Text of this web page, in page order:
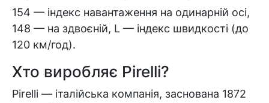
154 — індекс навантаження на одинарній осі,
148 — на здвоєній, L — індекс швидкості (до
120 км/год).
Хто виробляє Pirelli?
Pirelli — італійська компанія, заснована 1872